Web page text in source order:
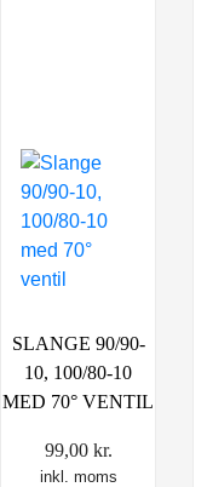
SLANGE 90/90-
10, 100/80-10
MED 70° VENTIL
99,00 kr.
inkl. moms